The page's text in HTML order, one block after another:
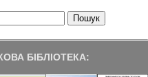
БІБЛІОТЕКА: